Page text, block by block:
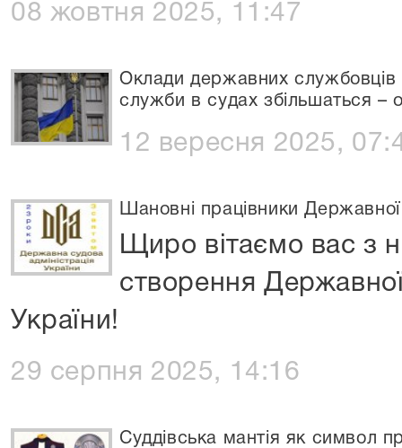
08 жовтня 2025, 11:47
Оклади державних службовців
служби в судах збільшаться –
12 вересня 2025,
Шановні працівники Державної
Щиро вітаємо вас з
створення Державної
України!
29 серпня 2025, 14:16
Суддівська мантія як символ